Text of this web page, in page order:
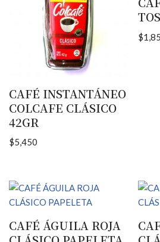
CAFÉ INSTANTÁNEO
COLCAFE CLÁSICO
42GR
$5,450
$
CAFÉ ÁGUILA ROJA